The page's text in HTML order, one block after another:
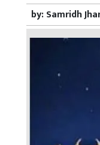
by:Samridh